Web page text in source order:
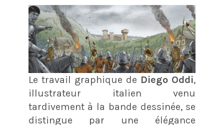
Le travail graphique de Diego Oddi,
illustrateur italien venu
tardivement à la bande dessinée, se
distingue par une élégance